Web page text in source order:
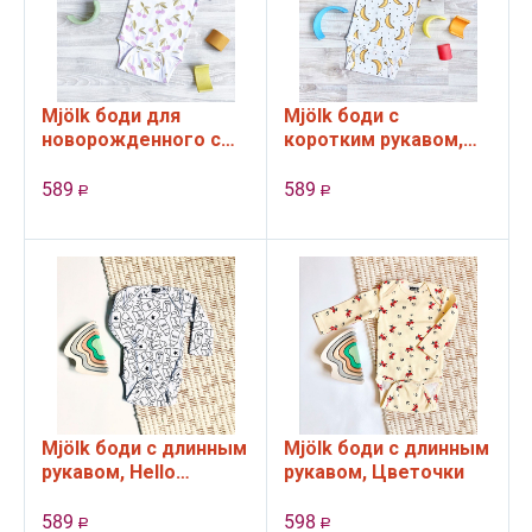
Mjölk боди для
новорожденного с
Черешня (62 см)
589 Р
Mjölk боди с
коротким рукавом,
589 Р
Mjölk боди с длинным
рукавом, Hello
589 Р
Mjölk боди с длинным
рукавом, Цветочки
598 Р